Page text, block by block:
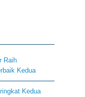
Raih
Kedua
Kedua